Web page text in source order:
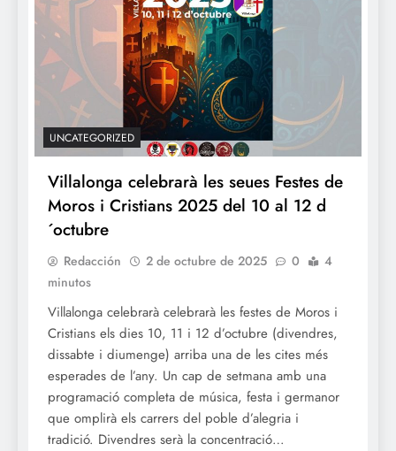
UNCATEGORIZED
Villalonga celebrarà les seues Festes de
Moros i Cristians 2025 del 10 al 12 d
´octubre
Redacción 2 de octubre de 2025 0
4
minutos
Villalonga celebrarà celebrarà les festes de Moros i
Cristians els dies 10, 11 i 12 d’octubre (divendres,
dissabte i diumenge) arriba una de les cites més
esperades de l’any. Un cap de setmana amb una
programació completa de música, festa i germanor
que omplirà els carrers del poble d’alegria i
tradició. Divendres serà la concentració…